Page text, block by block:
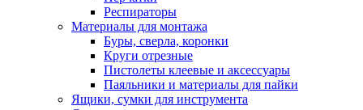
Респираторы
Материалы для монтажа
Буры, сверла, коронки
Круги отрезные
Пистолеты клеевые и аксессуары
Паяльники и материалы для пайки
Ящики, сумки для инструмента